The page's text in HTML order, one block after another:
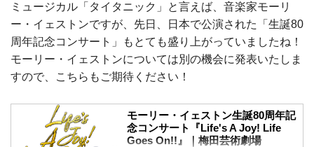
ミュージカル「タイタニック」と言えば、音楽家モーリ
ー・イェストンですが、先日、日本で公演された「生誕80
周年記念コンサート」もとても盛り上がっていましたね！
モーリー・イェストンについては別の機会に発表いたしま
すので、こちらもご期待ください！
モーリー・イェストン生誕80周年記
念コンサート『Life's A Joy! Life
Goes On!!』｜梅田芸術劇場